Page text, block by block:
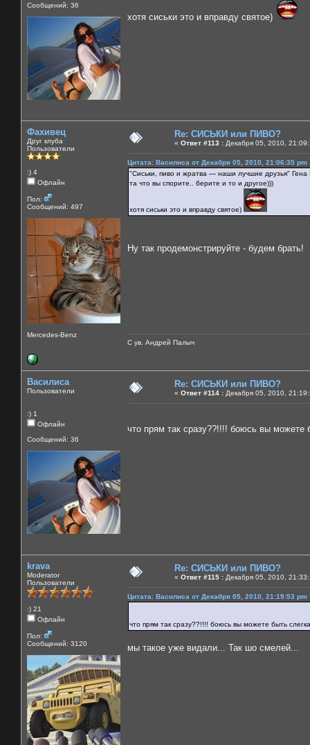
Сообщений: 36
хотя сиськи это и вправду святое)
Фахивец
Друг клуба
Пользователи
:) 4
Офлайн
Пол:
Сообщений: 497
Mercedes-Benz
Re: СИСЬКИ или ПИВО?
« Ответ #113 : Декабря 05, 2010,
Цитата: Василиса от Декабря 05, 2010, 21:06:35 pm
"Сиськи, пиво и жратва — наши лучшие друзья" Гена
та что вы спорите.. берите и то и другое)))
хотя сиськи это и вправду святое)
Ну так продемонстрируйте - будем брать!
С ув. Андрей Палыч
Василиса
Пользователи
:) 1
Офлайн
Сообщений: 36
Re: СИСЬКИ или ПИВО?
« Ответ #114 : Декабря 05, 2010,
что прям так сразу??!!!! боюсь вы можете
krava
Moderator
Пользователи
:) 21
Офлайн
Пол:
Сообщений: 3120
Re: СИСЬКИ или ПИВО?
« Ответ #115 : Декабря 05, 2010,
Цитата: Василиса от Декабря 05, 2010, 21:19:53 pm
что прям так сразу??!!!! боюсь вы можете быть
мы такое уже видали... Так шо смелей...